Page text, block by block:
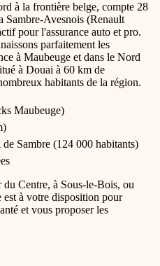
à la frontière belge, compte 28
Sambre-Avesnois (Renault
pour l'assurance auto et pro.
parfaitement les
à Maubeuge et dans le Nord
à Douai à 60 km de
habitants de la région.
Maubeuge)
Sambre (124 000 habitants)
du Centre, à Sous-le-Bois, ou
est à votre disposition pour
et vous proposer les